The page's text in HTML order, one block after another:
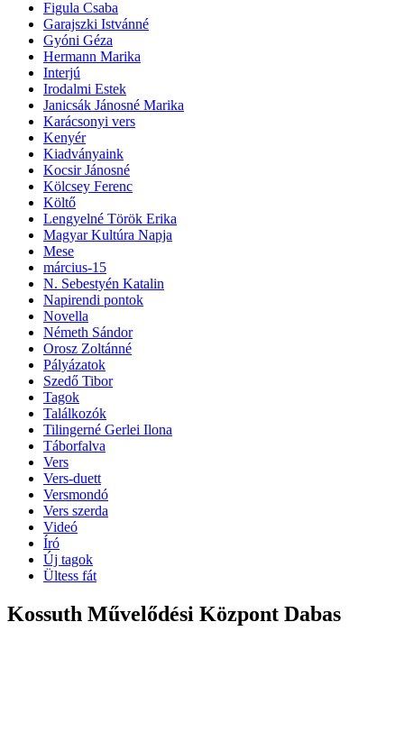
Figula Csaba
Garajszki Istvánné
Gyóni Géza
Hermann Marika
Interjú
Irodalmi Estek
Janicsák Jánosné Marika
Karácsonyi vers
Kenyér
Kiadványaink
Kocsir Jánosné
Kölcsey Ferenc
Költő
Lengyelné Török Erika
Magyar Kultúra Napja
Mese
március-15
N. Sebestyén Katalin
Napirendi pontok
Novella
Németh Sándor
Orosz Zoltánné
Pályázatok
Szedő Tibor
Tagok
Találkozók
Tilingerné Gerlei Ilona
Táborfalva
Vers
Vers-duett
Versmondó
Vers szerda
Videó
Író
Új tagok
Ültess fát
Kossuth Művelődési Központ Dabas